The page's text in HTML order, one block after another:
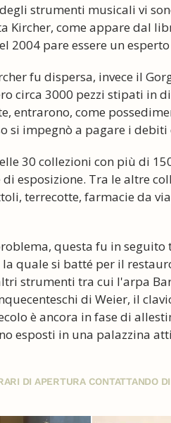
strumenti musicali vi
Kircher, come appare dal
2004 pare essere un
fu dispersa, invece il
circa 3000 pezzi stipati in
entrarono, come
si impegnò a pagare i debiti
30 collezioni con più di
esposizione. Tra le altre
terrecotte, farmacie da
questa fu in seguito
quale si batté per il
strumenti tra cui l'arpa
di Weier, il
è ancora in fase di
esposti in una palazzina
DI APERTURA CONTATTANDO